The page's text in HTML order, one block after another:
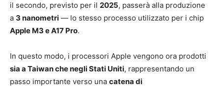
il secondo, previsto per il 2025, passerà alla produzione
a 3 nanometri — lo stesso processo utilizzato per i chip
Apple M3 e A17 Pro.
In questo modo, i processori Apple vengono ora prodotti
sia a Taiwan che negli Stati Uniti, rappresentando un
passo importante verso una catena di